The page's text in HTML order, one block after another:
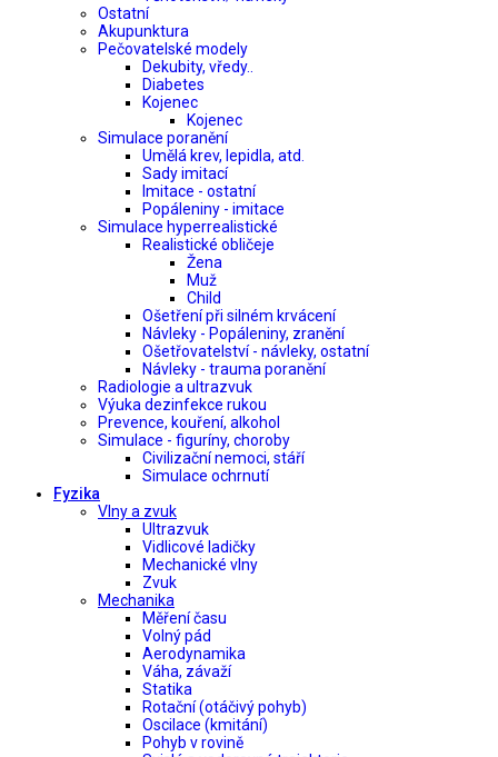
Ostatní
Akupunktura
Pečovatelské modely
Dekubity, vředy..
Diabetes
Kojenec
Kojenec
Simulace poranění
Umělá krev, lepidla, atd.
Sady imitací
Imitace - ostatní
Popáleniny - imitace
Simulace hyperrealistické
Realistické obličeje
Žena
Muž
Child
Ošetření při silném krvácení
Návleky - Popáleniny, zranění
Ošetřovatelství - návleky, ostatní
Návleky - trauma poranění
Radiologie a ultrazvuk
Výuka dezinfekce rukou
Prevence, kouření, alkohol
Simulace - figuríny, choroby
Civilizační nemoci, stáří
Simulace ochrnutí
Fyzika
Vlny a zvuk
Ultrazvuk
Vidlicové ladičky
Mechanické vlny
Zvuk
Mechanika
Měření času
Volný pád
Aerodynamika
Váha, závaží
Statika
Rotační (otáčivý pohyb)
Oscilace (kmitání)
Pohyb v rovině